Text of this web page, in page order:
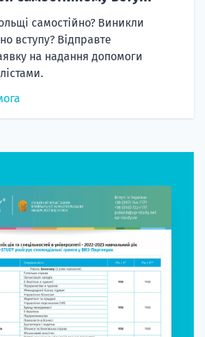
самостійно? Виникли
вступу? Відправте
на надання допомоги